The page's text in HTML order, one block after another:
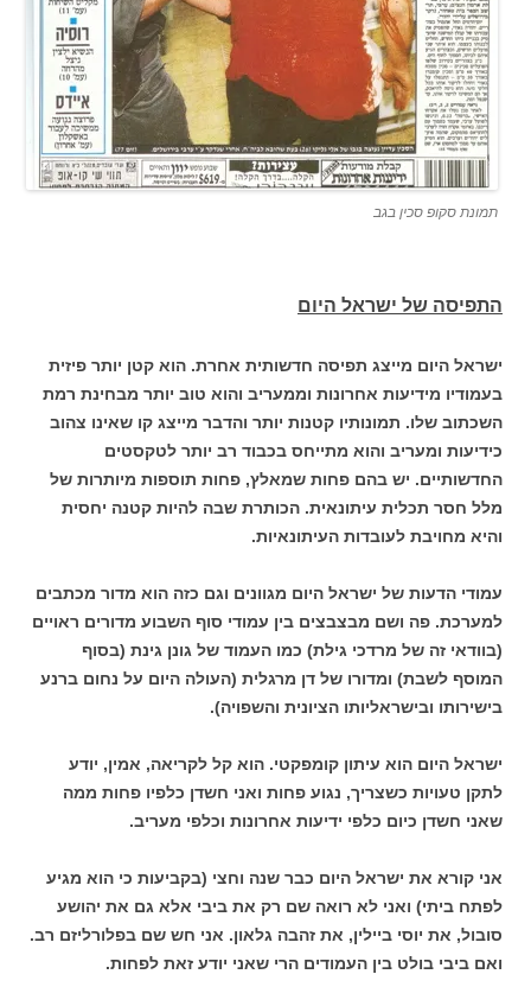
תמונת סקופ סכין בגב
התפיסה של ישראל היום
ישראל היום מייצג תפיסה חדשותית אחרת. הוא קטן יותר פיזית
בעמודיו מידיעות אחרונות וממעריב והוא טוב יותר מבחינת רמת
השכתוב שלו. תמונותיו קטנות יותר והדבר מייצג קו שאינו צהוב
כידיעות ומעריב והוא מתייחס בכבוד רב יותר לטקסטים
החדשותיים. יש בהם פחות שמאלץ, פחות תוספות מיותרות של
מלל חסר תכלית עיתונאית. הכותרת שבה להיות קטנה יחסית
והיא מחויבת לעובדות העיתונאיות.
עמודי הדעות של ישראל היום מגוונים וגם כזה הוא מדור מכתבים
למערכת. פה ושם מבצבצים בין עמודי סוף השבוע מדורים ראויים
(בוודאי זה של מרדכי גילת) כמו העמוד של גונן גינת (בסוף
המוסף לשבת) ומדורו של דן מרגלית (העולה היום על נחום ברנע
בישירותו ובישראליותו הציונית והשפויה).
ישראל היום הוא עיתון קומפקטי. הוא קל לקריאה, אמין, יודע
לתקן טעויות כשצריך, נגוע פחות ואני חשדן כלפיו פחות ממה
שאני חשדן כיום כלפי ידיעות אחרונות וכלפי מעריב.
אני קורא את ישראל היום כבר שנה וחצי (בקביעות כי הוא מגיע
לפתח ביתי) ואני לא רואה שם רק את ביבי אלא גם את יהושע
סובול, את יוסי ביילין, את זהבה גלאון. אני חש שם בפלורליזם רב.
ואם ביבי בולט בין העמודים הרי שאני יודע זאת לפחות.